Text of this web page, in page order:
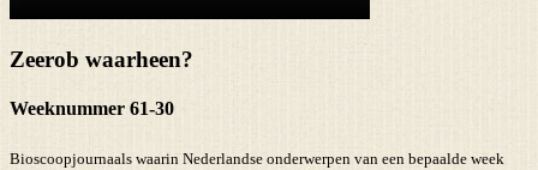
Zeerob waarheen?
Weeknummer 61-30
Bioscoopjournaals waarin Nederlandse onderwerpen van een bepaalde week